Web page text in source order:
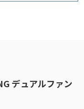
デュアルファン